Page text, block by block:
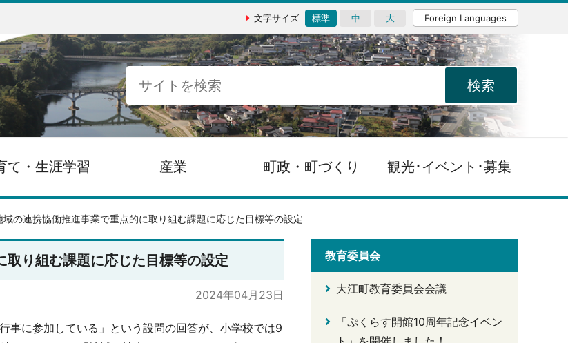
文字サイズ 標準 中 大 Foreign Languages
て・生涯学習 産業 町政・町づくり 観光･イベント･募集
の連携協働推進事業で重点的に取り組む課題に応じた目標等の設定
り組む課題に応じた目標等の設定
2024年04月23日
事に参加している」という設問の回答が、小学校では9
教育委員会
大江町教育委員会会議
「ぷくらす開館10周年記念イベン